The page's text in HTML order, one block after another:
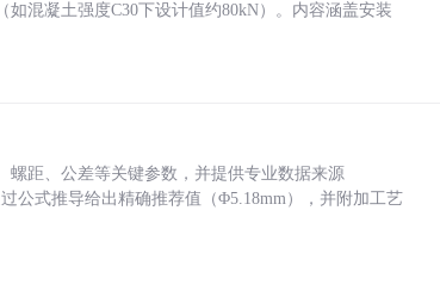
混凝土强度C30下设计值约80kN）。内容涵盖安装
螺距、公差等关键参数，并提供专业数据来源
公式推导给出精确推荐值（Φ5.18mm），并附加工艺